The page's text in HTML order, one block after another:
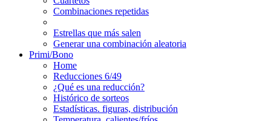
Combinaciones repetidas
Estrellas que más salen
Generar una combinación aleatoria
Primi/Bono
Home
Reducciones 6/49
¿Qué es una reducción?
Histórico de sorteos
Estadísticas. figuras, distribución